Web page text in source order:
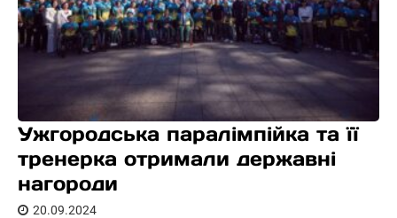
Ужгородська паралімпійка та її
тренерка отримали державні
нагороди
20.09.2024